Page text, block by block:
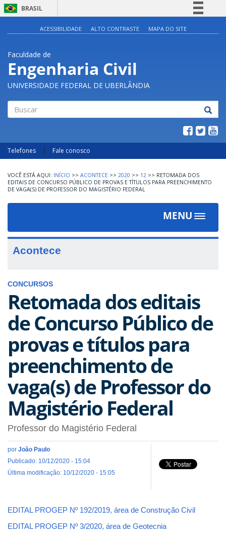
BRASIL
Legislação
Canais
ACESSIBILIDADE ALTO CONTRASTE MAPA DO SITE
Faculdade de
Engenharia Civil
UNIVERSIDADE FEDERAL DE UBERLÂNDIA
Telefones Fale conosco
INÍCIO >> ACONTECE >> 2020 >> 12 >> RETOMADA DOS
EDITAIS DE CONCURSO PÚBLICO DE PROVAS E TÍTULOS PARA PREENCHIMENTO
DE VAGA(S) DE PROFESSOR DO MAGISTÉRIO FEDERAL
MENU
Toggle
Acontece
CONCURSOS
Retomada dos editais
de Concurso Público de
provas e títulos para
preenchimento de
vaga(s) de Professor do
Magistério Federal
Professor do Magistério Federal
por João Paulo
Publicado: 10/12/2020 - 15:04
Última modificação: 10/12/2020 - 15:05
EDITAL PROGEP Nº 192/2019, área de Construção Civil
EDITAL PROGEP Nº 3/2020, área de Geotecnia